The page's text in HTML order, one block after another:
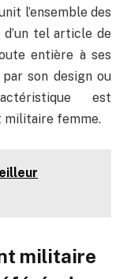
l’ensemble des
tel article de
entière à ses
son design ou
est
militaire femme.
militaire